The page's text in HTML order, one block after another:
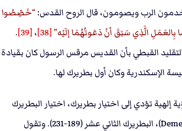
الرب ويصومون، قال الروح القدس: خَصِّصُوا
بِالعَمَلِ الَّذِي سَبَقَ أنْ دَعَوتُهُمَا إلَيْه [38] ، [39]
.
القبطي بأن القديس مرقس الرسول كان بقيادة
الإسكندرية وكان أول بطريرك لها.
إلهية تؤدي إلى اختيار بطريرك، اختيار البطريرك
ديمتريوس الأول (Demetrius I)، البطريرك الثاني عشر (189-231). وتقول